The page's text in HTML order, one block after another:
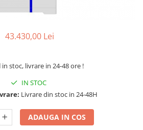
43.430,00 Lei
stoc, livrare in 24-48 ore !
IN STOC
Livrare din stoc in 24-48H
ADAUGA IN COS